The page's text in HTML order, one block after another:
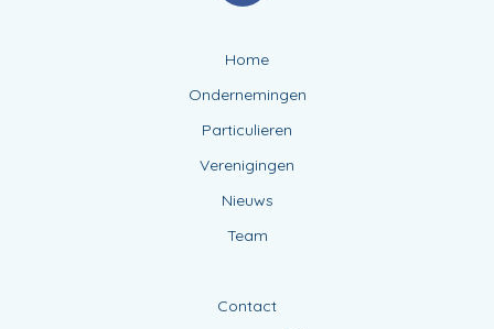
Home
Ondernemingen
Particulieren
Verenigingen
Nieuws
Team
Contact